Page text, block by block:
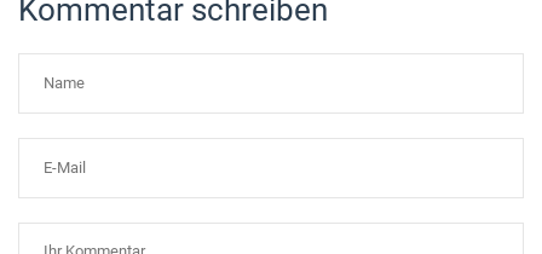
Kommentar schreiben